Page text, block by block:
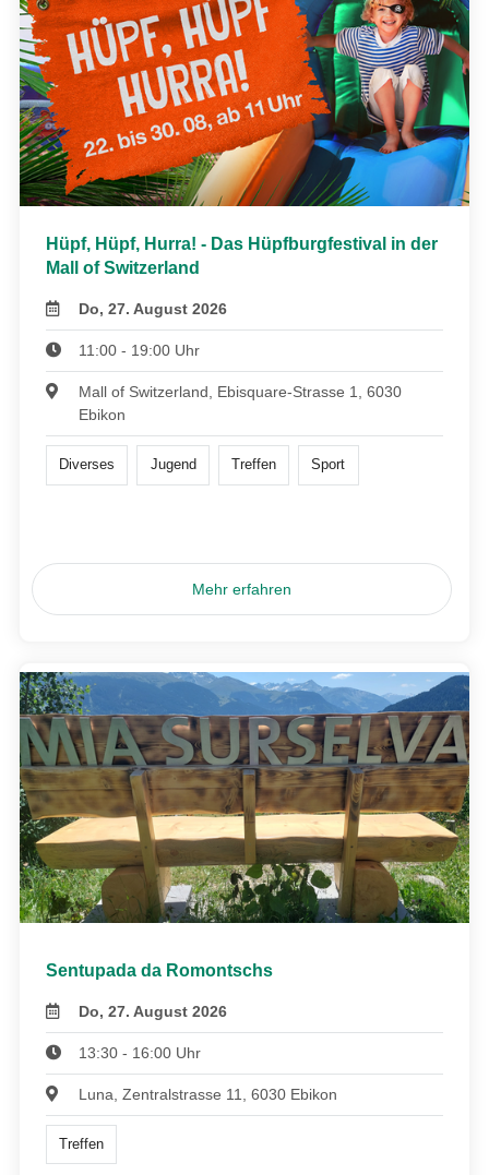
Hüpf, Hüpf, Hurra! - Das Hüpfburgfestival in der
Mall of Switzerland
Do, 27. August 2026
11:00 - 19:00 Uhr
Mall of Switzerland, Ebisquare-Strasse 1, 6030
Ebikon
Diverses Jugend Treffen Sport
Mehr erfahren
Sentupada da Romontschs
Do, 27. August 2026
13:30 - 16:00 Uhr
Luna, Zentralstrasse 11, 6030 Ebikon
Treffen